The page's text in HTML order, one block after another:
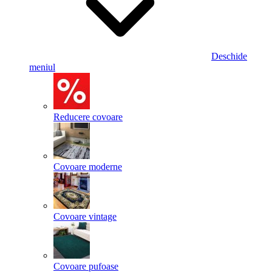
Deschide
meniul
Reducere covoare
Covoare moderne
Covoare vintage
Covoare pufoase